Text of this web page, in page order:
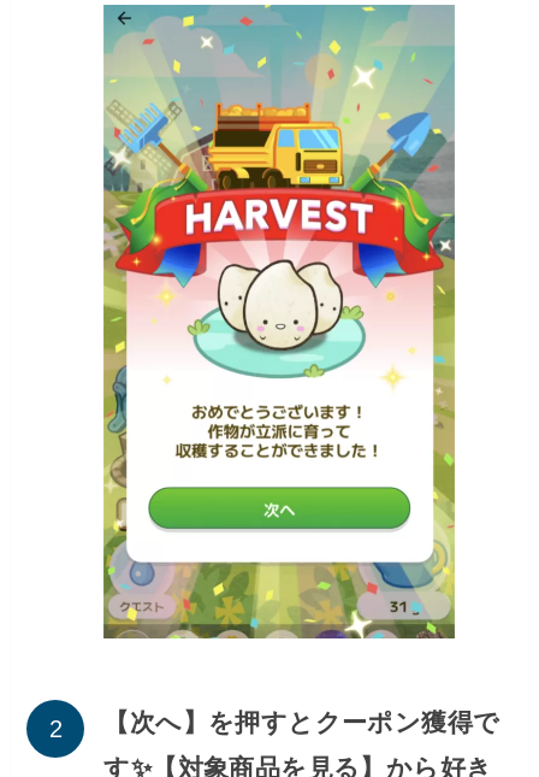
【次へ】を押すとクーポン獲得で
す✨【対象商品を見る】から好き